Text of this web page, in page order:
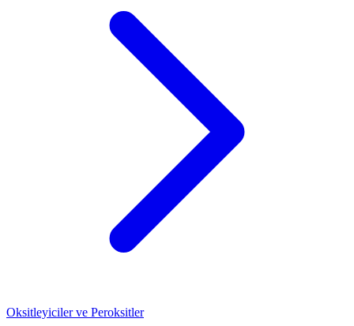
Oksitleyiciler ve Peroksitler